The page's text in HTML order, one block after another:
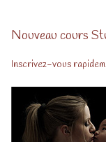
Nouveau cours
Inscrivez-vous